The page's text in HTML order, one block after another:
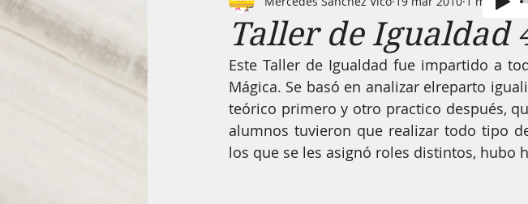
Masculinidades igualitarias ELLAS. Vivir sin
El arte de ser mujer Todos los amores son iguales
Taller de Igualdad
Este Taller de Igualdad fue impartido a
Mágica. Se basó en analizar elreparto
teórico primero y otro practico después,
alumnos tuvieron que realizar todo tipo
los que se les asignó roles distintos, hubo